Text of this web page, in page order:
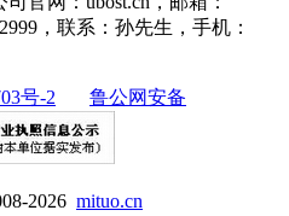
，联系：孙先生，手机：
号-2 鲁公网安备
2026 mituo.cn